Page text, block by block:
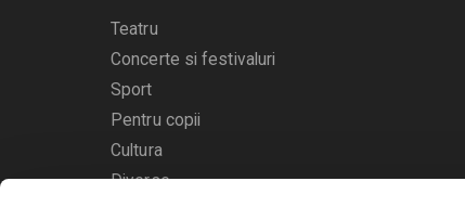
Teatru
Concerte si festivaluri
Sport
Pentru copii
Cultura
Diverse